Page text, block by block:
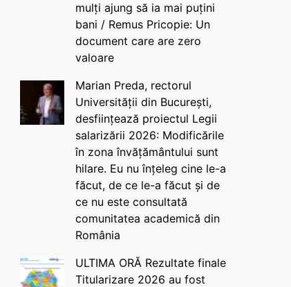
mulți ajung să ia mai puțini
bani / Remus Pricopie: Un
document care are zero
valoare
Marian Preda, rectorul
Universității din București,
desființează proiectul Legii
salarizării 2026: Modificările
în zona învățământului sunt
hilare. Eu nu înțeleg cine le-a
făcut, de ce le-a făcut și de
ce nu este consultată
comunitatea academică din
România
ULTIMA ORĂ Rezultate finale
Titularizare 2026 au fost